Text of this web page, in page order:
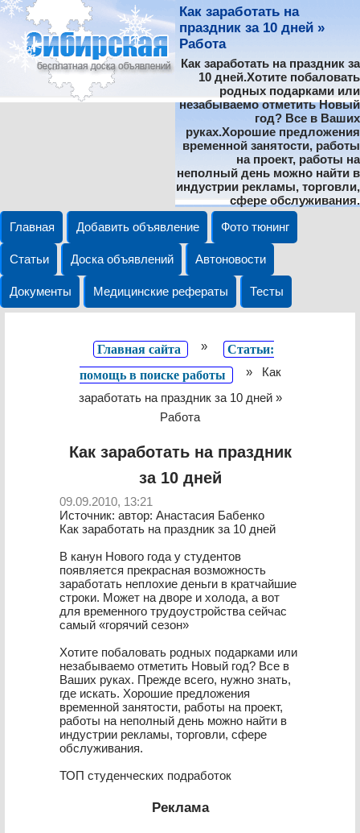
Как заработать на
праздник за 10 дней »
Работа
Как заработать на праздник за
10 дней.Хотите побаловать
родных подарками или
незабываемо отметить Новый
год? Все в Ваших
руках.Хорошие предложения
временной занятости, работы
на проект, работы на
неполный день можно найти в
индустрии рекламы, торговли,
сфере обслуживания.
Главная
Добавить объявление Фото тюнинг
Статьи Доска объявлений Автоновости
Документы Медицинские рефераты Тесты
Главная сайта »
Статьи:
помощь в поиске работы
» Как
заработать на праздник за 10 дней »
Работа
Как заработать на праздник
за 10 дней
09.09.2010, 13:21
Источник: автор: Анастасия Бабенко
Как заработать на праздник за 10 дней
В канун Нового года у студентов
появляется прекрасная возможность
заработать неплохие деньги в кратчайшие
строки. Может на дворе и холода, а вот
для временного трудоустройства сейчас
самый «горячий сезон»
Хотите побаловать родных подарками или
незабываемо отметить Новый год? Все в
Ваших руках. Прежде всего, нужно знать,
где искать. Хорошие предложения
временной занятости, работы на проект,
работы на неполный день можно найти в
индустрии рекламы, торговли, сфере
обслуживания.
ТОП студенческих подработок
Реклама